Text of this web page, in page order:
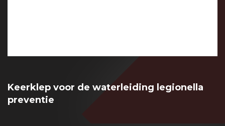
Keerklep voor de waterleiding legionella
preventie